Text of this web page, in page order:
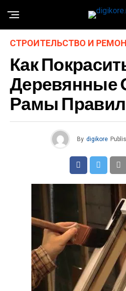
СТРОИТЕЛЬСТВО И
Как
Деревянные
Рамы
By digikore